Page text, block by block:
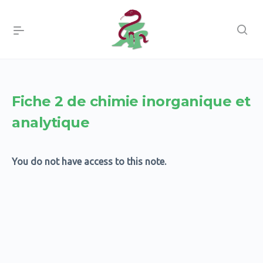
Fiche 2 de chimie inorganique et
analytique
You do not have access to this note.